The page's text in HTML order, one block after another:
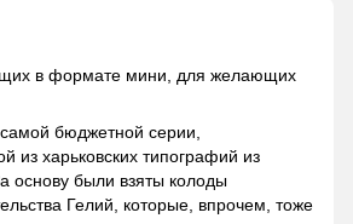
в формате мини, для желающих
бюджетной серии,
из харьковских типографий из
основу были взяты колоды
Гелий, которые, впрочем, тоже